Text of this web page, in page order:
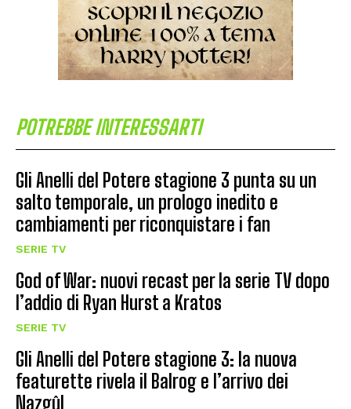
POTREBBE INTERESSARTI
Gli Anelli del Potere stagione 3 punta su un
salto temporale, un prologo inedito e
cambiamenti per riconquistare i fan
SERIE TV
God of War: nuovi recast per la serie TV dopo
l’addio di Ryan Hurst a Kratos
SERIE TV
Gli Anelli del Potere stagione 3: la nuova
featurette rivela il Balrog e l’arrivo dei
Nazgûl